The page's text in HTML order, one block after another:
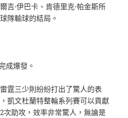
吉·伊巴卡、肯德里克·帕金斯所
隊輸球的結局。
成爆發。
霆三少則紛紛打出了驚人的表
凱文杜蘭特整輪系列賽可以貢獻
次助攻，效率非常驚人，無論是